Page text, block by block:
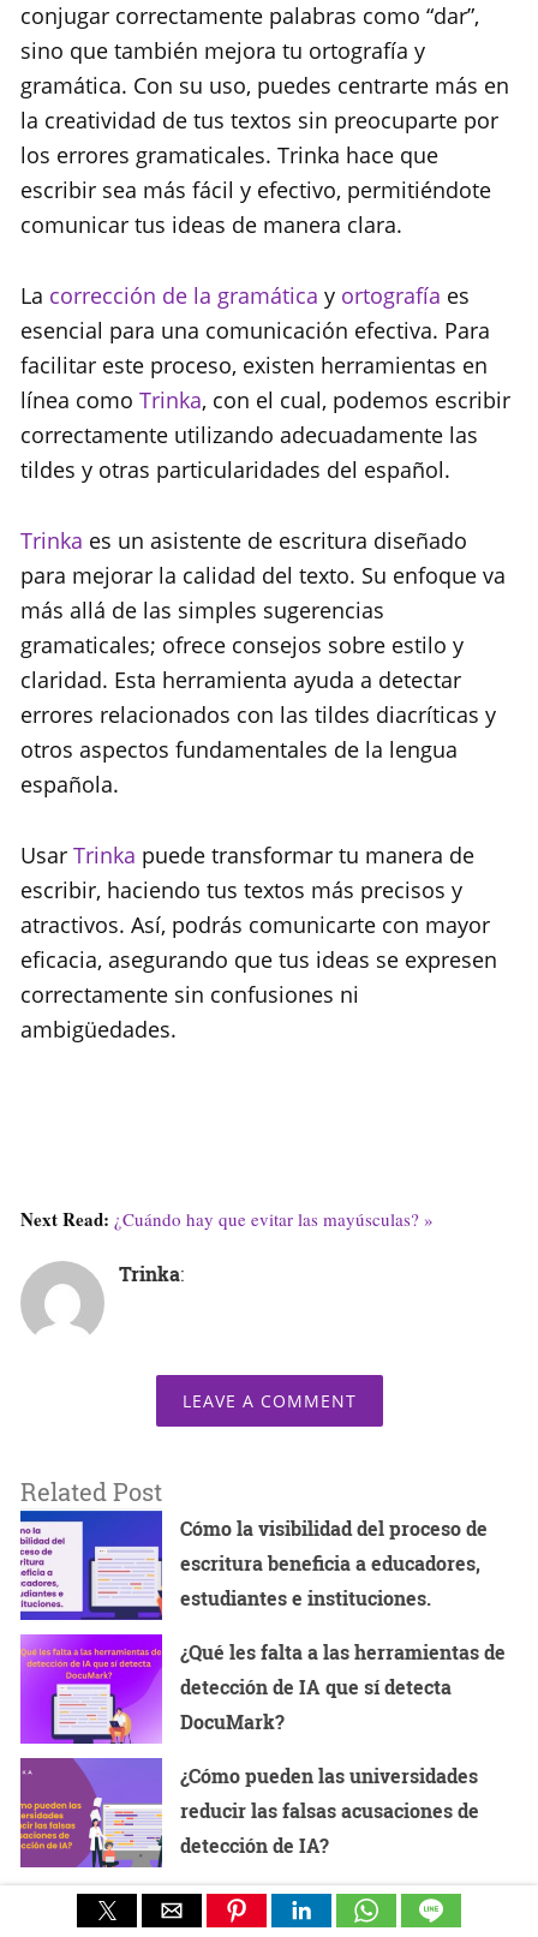
conjugar correctamente palabras como “dar”,
sino que también mejora tu ortografía y
gramática. Con su uso, puedes centrarte más en
la creatividad de tus textos sin preocuparte por
los errores gramaticales. Trinka hace que
escribir sea más fácil y efectivo, permitiéndote
comunicar tus ideas de manera clara.
La corrección de la gramática y ortografía es
esencial para una comunicación efectiva. Para
facilitar este proceso, existen herramientas en
línea como Trinka, con el cual, podemos escribir
correctamente utilizando adecuadamente las
tildes y otras particularidades del español.
Trinka es un asistente de escritura diseñado
para mejorar la calidad del texto. Su enfoque va
más allá de las simples sugerencias
gramaticales; ofrece consejos sobre estilo y
claridad. Esta herramienta ayuda a detectar
errores relacionados con las tildes diacríticas y
otros aspectos fundamentales de la lengua
española.
Usar Trinka puede transformar tu manera de
escribir, haciendo tus textos más precisos y
atractivos. Así, podrás comunicarte con mayor
eficacia, asegurando que tus ideas se expresen
correctamente sin confusiones ni
ambigüedades.
Next Read: ¿Cuándo hay que evitar las mayúsculas? »
Trinka:
LEAVE A COMMENT
Related Post
Cómo la visibilidad del proceso de
escritura beneficia a educadores,
estudiantes e instituciones.
¿Qué les falta a las herramientas de
detección de IA que sí detecta
DocuMark?
¿Cómo pueden las universidades
reducir las falsas acusaciones de
detección de IA?